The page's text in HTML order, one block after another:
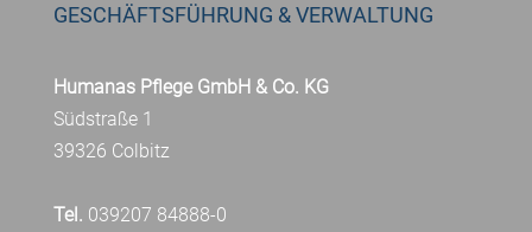
GESCHÄFTSFÜHRUNG & VERWALTUNG
Humanas Pflege GmbH & Co. KG
Südstraße 1
39326 Colbitz
Tel. 039207 84888-0